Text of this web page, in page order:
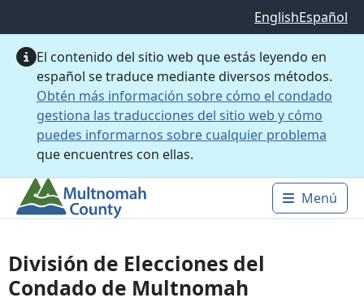
EnglishEspañol
El contenido del sitio web que estás leyendo en
español se traduce mediante diversos métodos.
Obtén más información sobre cómo el condado
gestiona las traducciones del sitio web y cómo
puedes informarnos sobre cualquier problema
que encuentres con ellas.
Main
Menú
División de Elecciones del
Condado de Multnomah